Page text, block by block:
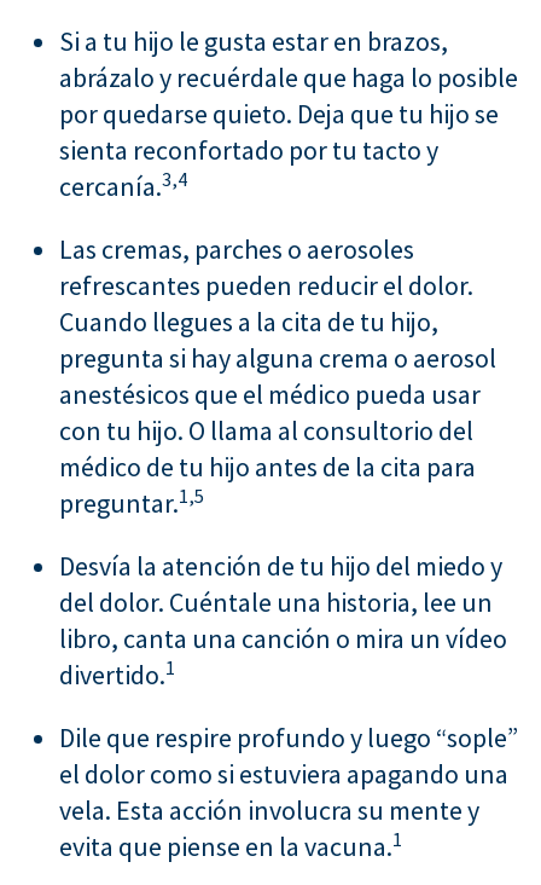
Si a tu hijo le gusta estar en brazos,
abrázalo y recuérdale que haga lo posible
por quedarse quieto. Deja que tu hijo se
sienta reconfortado por tu tacto y
cercanía.3,4
Las cremas, parches o aerosoles
refrescantes pueden reducir el dolor.
Cuando llegues a la cita de tu hijo,
pregunta si hay alguna crema o aerosol
anestésicos que el médico pueda usar
con tu hijo. O llama al consultorio del
médico de tu hijo antes de la cita para
preguntar.1,5
Desvía la atención de tu hijo del miedo y
del dolor. Cuéntale una historia, lee un
libro, canta una canción o mira un vídeo
divertido.1
Dile que respire profundo y luego “sople”
el dolor como si estuviera apagando una
vela. Esta acción involucra su mente y
evita que piense en la vacuna.1